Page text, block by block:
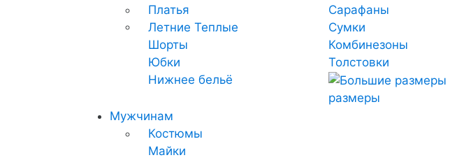
Платья
Летние Теплые
Сарафаны
Сумки
Шорты
Комбинезоны
Юбки
Толстовки
Нижнее бельё
размеры
Мужчинам
Костюмы
Майки